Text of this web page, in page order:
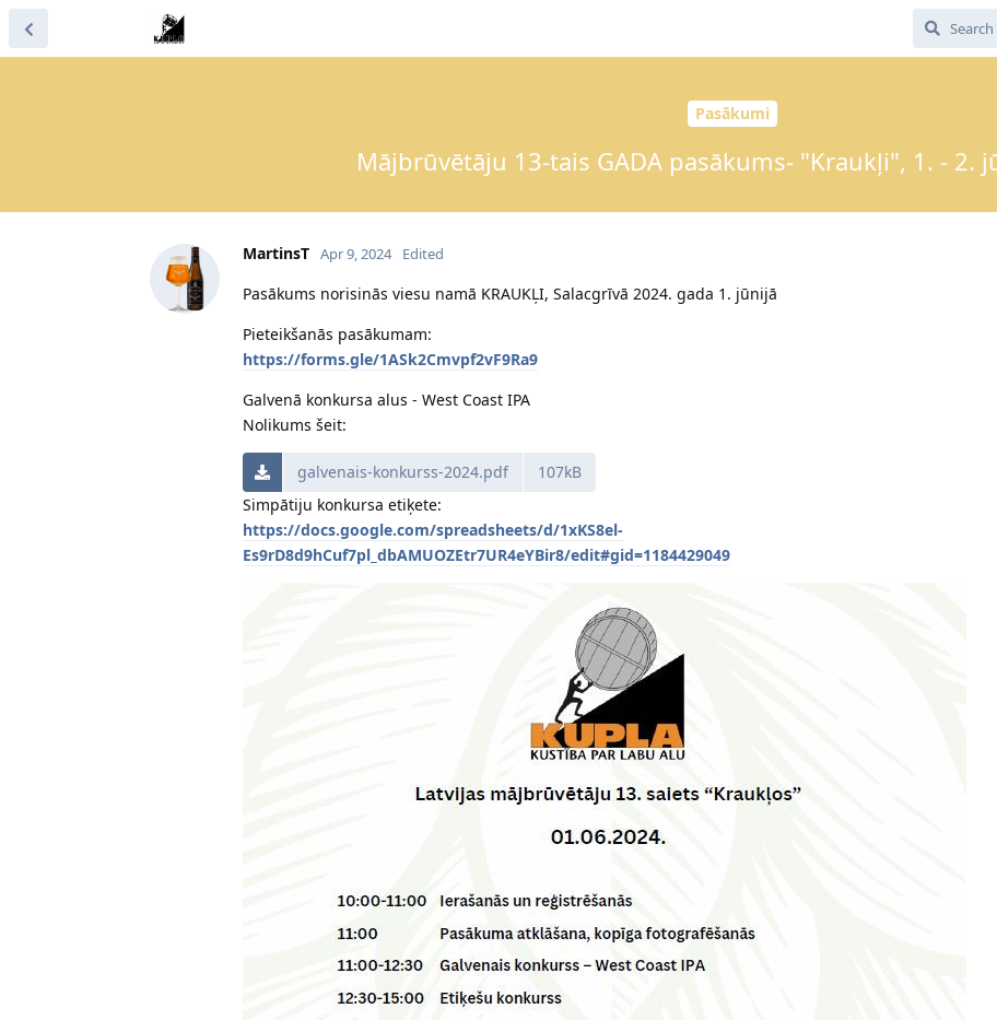
Pasākumi
Mājbrūvētāju 13-tais GADA pasākums- "Kraukļi", 1. - 2.
MartinsT Apr 9, 2024 Edited
Pasākums norisinās viesu namā KRAUKĻI, Salacgrīvā 2024. gada 1. jūnijā
Pieteikšanās pasākumam:
https://forms.gle/1ASk2Cmvpf2vF9Ra9
Galvenā konkursa alus - West Coast IPA
Nolikums šeit:
galvenais-konkurss-2024.pdf
107kB
Simpātiju konkursa etiķete:
https://docs.google.com/spreadsheets/d/1xKS8el-
Es9rD8d9hCuf7pl_dbAMUOZEtr7UR4eYBir8/edit#gid=1184429049